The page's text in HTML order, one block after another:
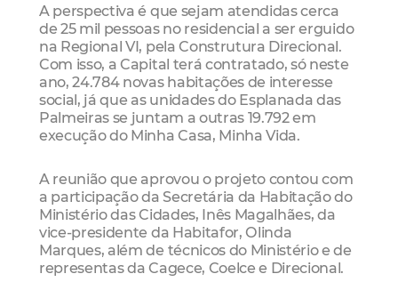
A perspectiva é que sejam atendidas cerca
de 25 mil pessoas no residencial a ser erguido
na Regional VI, pela Construtura Direcional.
Com isso, a Capital terá contratado, só neste
ano, 24.784 novas habitações de interesse
social, já que as unidades do Esplanada das
Palmeiras se juntam a outras 19.792 em
execução do Minha Casa, Minha Vida.
A reunião que aprovou o projeto contou com
a participação da Secretária da Habitação do
Ministério das Cidades, Inês Magalhães, da
vice-presidente da Habitafor, Olinda
Marques, além de técnicos do Ministério e de
representas da Cagece, Coelce e Direcional.